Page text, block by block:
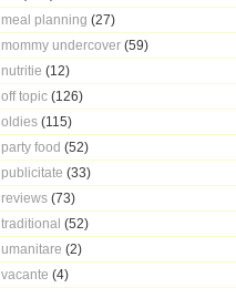
meal planning (27)
mommy undercover (59)
nutritie (12)
off topic (126)
oldies (115)
party food (52)
publicitate (33)
reviews (73)
traditional (52)
umanitare (2)
vacante (4)